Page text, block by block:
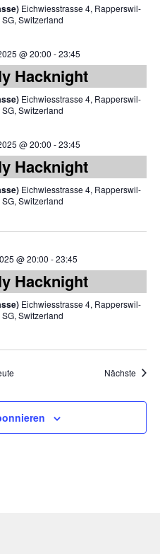
Eichwiesstrasse 4, Rapperswil-
Switzerland
@ 20:00 -23:45
Hacknight
Eichwiesstrasse 4, Rapperswil-
Switzerland
@ 20:00 -23:45
Hacknight
Eichwiesstrasse 4, Rapperswil-
Switzerland
@ 20:00 -23:45
Hacknight
Eichwiesstrasse 4, Rapperswil-
Switzerland
Nächste